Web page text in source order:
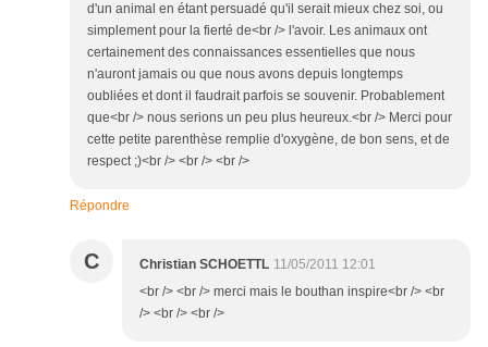
d'un animal en étant persuadé qu'il serait mieux chez soi, ou
simplement pour la fierté de<br /> l'avoir. Les animaux ont
certainement des connaissances essentielles que nous
n'auront jamais ou que nous avons depuis longtemps
oubliées et dont il faudrait parfois se souvenir. Probablement
que<br /> nous serions un peu plus heureux.<br /> Merci pour
cette petite parenthèse remplie d'oxygène, de bon sens, et de
respect ;)<br /> <br /> <br />
Répondre
C Christian SCHOETTL 11/05/2011 12:01
<br /> <br /> merci mais le bouthan inspire<br /> <br
/> <br /> <br />